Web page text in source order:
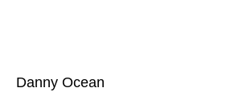
Danny Ocean